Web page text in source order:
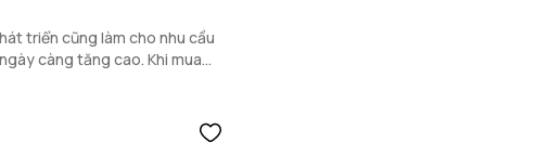
triển cũng làm cho nhu cầu
càng tăng cao. Khi mua
làm thủ tục nhập khẩu theo
tục nhập khẩu khi mua nhà